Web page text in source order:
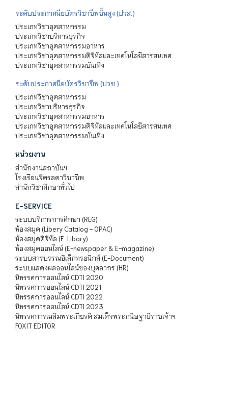
ระดับประกาศนียบัตรวิชาชีพชั้นสูง (ปวส.)
ประเภทวิชาอุตสาหกรรม
ประเภทวิชาบริหารธุรกิจ
ประเภทวิชาอุตสาหกรรมอาหาร
ประเภทวิชาอุตสาหกรรมดิจิทัลและเทคโนโลยีสารสนเทศ
ประเภทวิชาอุตสาหกรรมบันเทิง
ระดับประกาศนียบัตรวิชาชีพ (ปวช.)
ประเภทวิชาอุตสาหกรรม
ประเภทวิชาบริหารธุรกิจ
ประเภทวิชาอุตสาหกรรมอาหาร
ประเภทวิชาอุตสาหกรรมดิจิทัลและเทคโนโลยีสารสนเทศ
ประเภทวิชาอุตสาหกรรมบันเทิง
หน่วยงาน
สำนักงานสถาบันฯ
โรงเรียนจิตรลดาวิชาชีพ
สำนักวิชาศึกษาทั่วไป
E-SERVICE
ระบบบริการการศึกษา (REG)
ห้องสมุด (Libery Catalog - OPAC)
ห้องสมุดดิจิทัล (E-Libary)
ห้องสมุดออนไลน์ (E-newspaper & E-magazine)
ระบบสารบรรณอิเล็กทรอนิกส์ (E-Document)
ระบบแสดงผลออนไลน์ของบุคลากร (HR)
นิทรรศการออนไลน์ CDTI 2020
นิทรรศการออนไลน์ CDTI 2021
นิทรรศการออนไลน์ CDTI 2022
นิทรรศการออนไลน์ CDTI 2023
นิทรรศการเฉลิมพระเกียรติ สมเด็จพระกนิษฐาธิราชเจ้าฯ
FOXIT EDITOR